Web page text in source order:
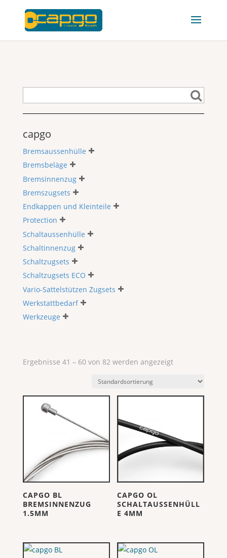
capgo
Bremsaussenhülle
Bremsbeläge
Bremsinnenzug
Bremszugsets
Endkappen und Kleinteile
Protection
Schaltaussenhülle
Schaltinnenzug
Schaltzugsets
Schaltzugsets ECO
Vario-Sattelstützen Zugsets
Werkstattbedarf
Werkzeuge
Ergebnisse 41 – 60 von 82 werden angezeigt
CAPGO BL
BREMSINNENZUG
1.5MM
CAPGO OL
SCHALTAUSSENHÜLL
E 4MM